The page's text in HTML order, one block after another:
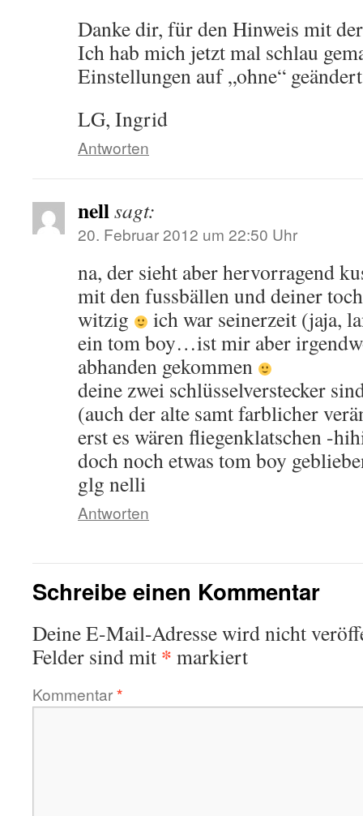
Danke dir, für den Hinweis mit
Ich hab mich jetzt mal schlau
Einstellungen auf „ohne“
LG, Ingrid
Antworten
nellsagt:
20. Februar 2012 um 22:50 Uhr
na, der sieht aber hervorragend
mit den fussbällen und deiner
witzig
ich war seinerzeit (jaja,
ein tom boy…ist mir aber
abhanden gekommen
deine zwei schlüsselverstecker
(auch der alte samt farblicher
erst es wären fliegenklatschen -
doch noch etwas tom boy
glg nelli
Antworten
Schreibe einen Kommentar
Deine E-Mail-Adresse wird nicht
Felder sind mit * markiert
Kommentar*